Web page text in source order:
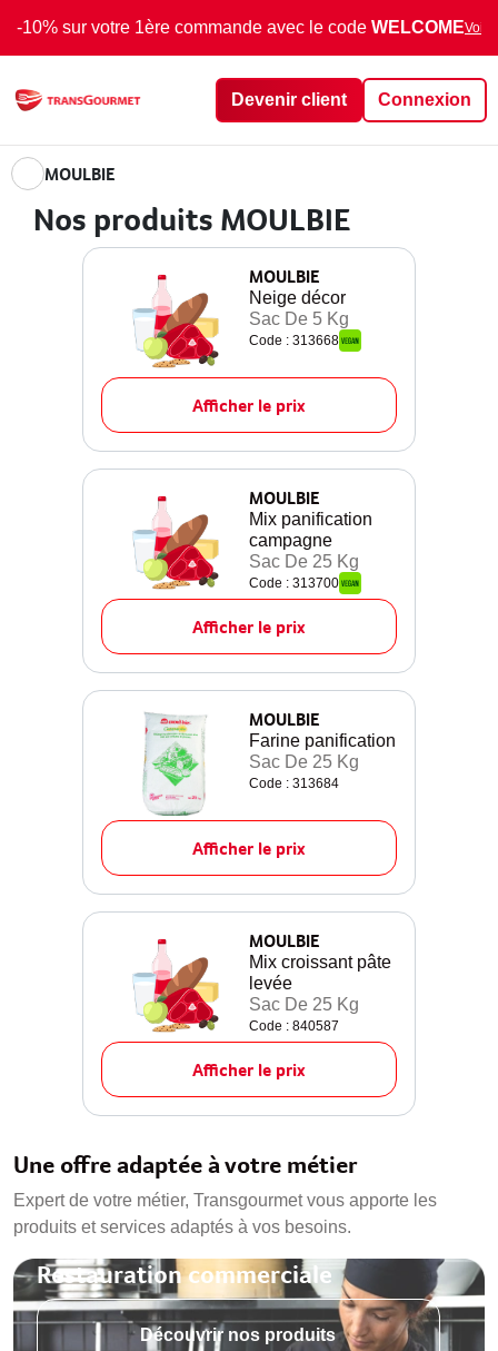
-10% sur votre 1ère commande avec le code WELCOMEVoir
Devenir client Connexion
MOULBIE
Nos produits MOULBIE
MOULBIE
Neige décor
Sac De 5 Kg
Code : 313668
Afficher le prix
MOULBIE
Mix panification
campagne
Sac De 25 Kg
Code : 313700
Afficher le prix
MOULBIE
Farine panification
Sac De 25 Kg
Code : 313684
Afficher le prix
MOULBIE
Mix croissant pâte
levée
Sac De 25 Kg
Code : 840587
Afficher le prix
Une offre adaptée à votre métier
Expert de votre métier, Transgourmet vous apporte les
produits et services adaptés à vos besoins.
Restauration commerciale
Découvrir nos produits